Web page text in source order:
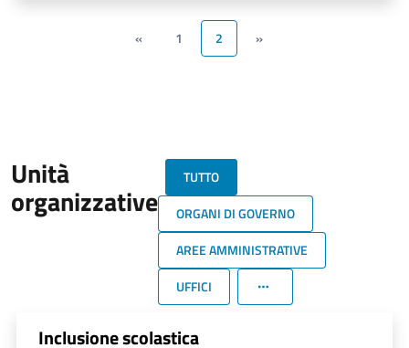
« 1 2 »
Unità
organizzative
TUTTO
ORGANI DI GOVERNO
AREE AMMINISTRATIVE
UFFICI
Inclusione scolastica